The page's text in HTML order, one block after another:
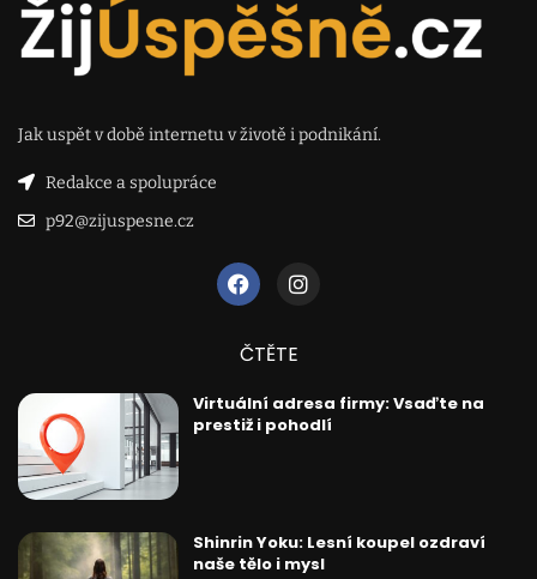
Jak uspět v době internetu v životě i podnikání.
Redakce a spolupráce
p92@zijuspesne.cz
ČTĚTE
Virtuální adresa firmy: Vsaďte na
prestiž i pohodlí
Shinrin Yoku: Lesní koupel ozdraví
naše tělo i mysl